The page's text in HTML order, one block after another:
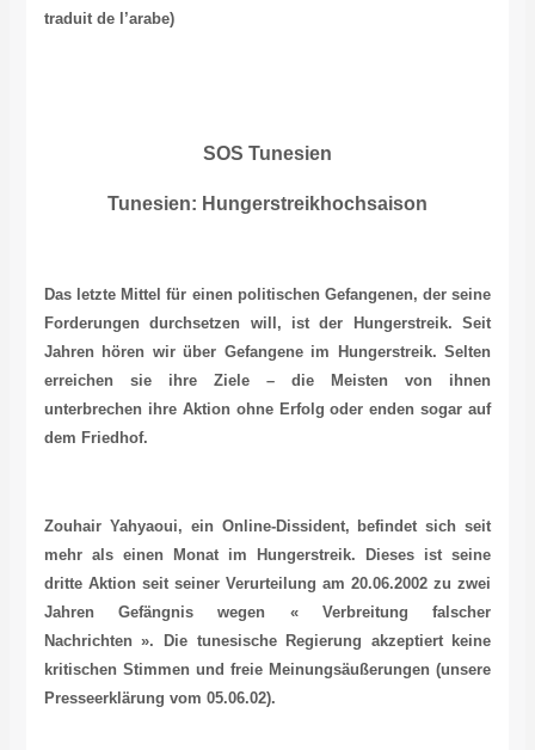
traduit de l’arabe)
SOS Tunesien
Tunesien: Hungerstreikhochsaison
Das letzte Mittel für einen politischen Gefangenen, der seine
Forderungen durchsetzen will, ist der Hungerstreik. Seit
Jahren hören wir über Gefangene im Hungerstreik. Selten
erreichen sie ihre Ziele – die Meisten von ihnen
unterbrechen ihre Aktion ohne Erfolg oder enden sogar auf
dem Friedhof.
Zouhair Yahyaoui, ein Online-Dissident, befindet sich seit
mehr als einen Monat im Hungerstreik. Dieses ist seine
dritte Aktion seit seiner Verurteilung am 20.06.2002 zu zwei
Jahren Gefängnis wegen « Verbreitung falscher
Nachrichten ». Die tunesische Regierung akzeptiert keine
kritischen Stimmen und freie Meinungsäußerungen (unsere
Presseerklärung vom 05.06.02).